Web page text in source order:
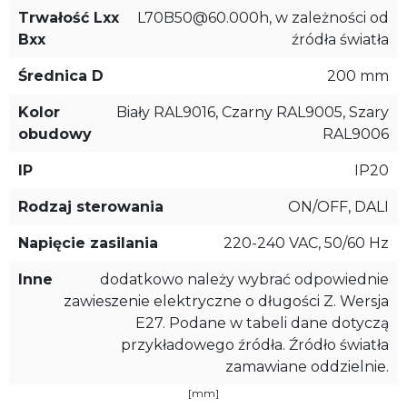
Trwałość Lxx
Bxx
L70B50@60.000h, w zależności od
źródła światła
Średnica D 200 mm
Kolor
obudowy
Biały RAL9016, Czarny RAL9005, Szary
RAL9006
IP IP20
Rodzaj sterowania ON/OFF, DALI
Napięcie zasilania 220-240 VAC, 50/60 Hz
Inne
dodatkowo należy wybrać odpowiednie
zawieszenie elektryczne o długości Z. Wersja
E27. Podane w tabeli dane dotyczą
przykładowego źródła. Źródło światła
zamawiane oddzielnie.
[mm]